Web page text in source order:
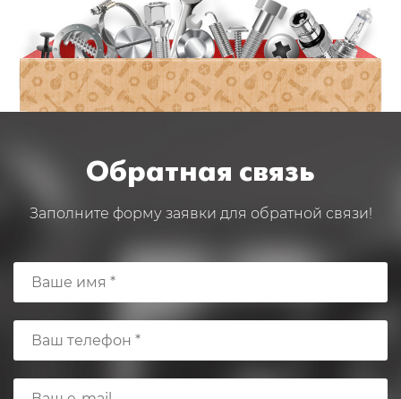
Обратная связь
Заполните форму заявки для обратной связи!